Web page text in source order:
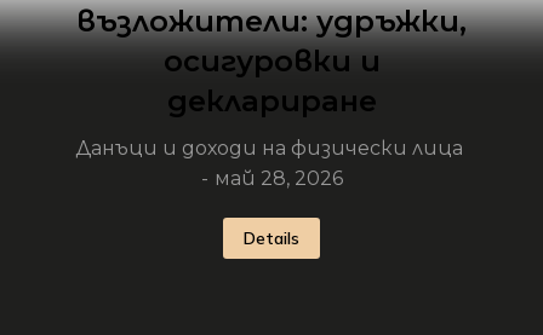
възложители: удръжки,
осигуровки и
деклариране
Данъци и доходи на физически лица
май 28, 2026
Details